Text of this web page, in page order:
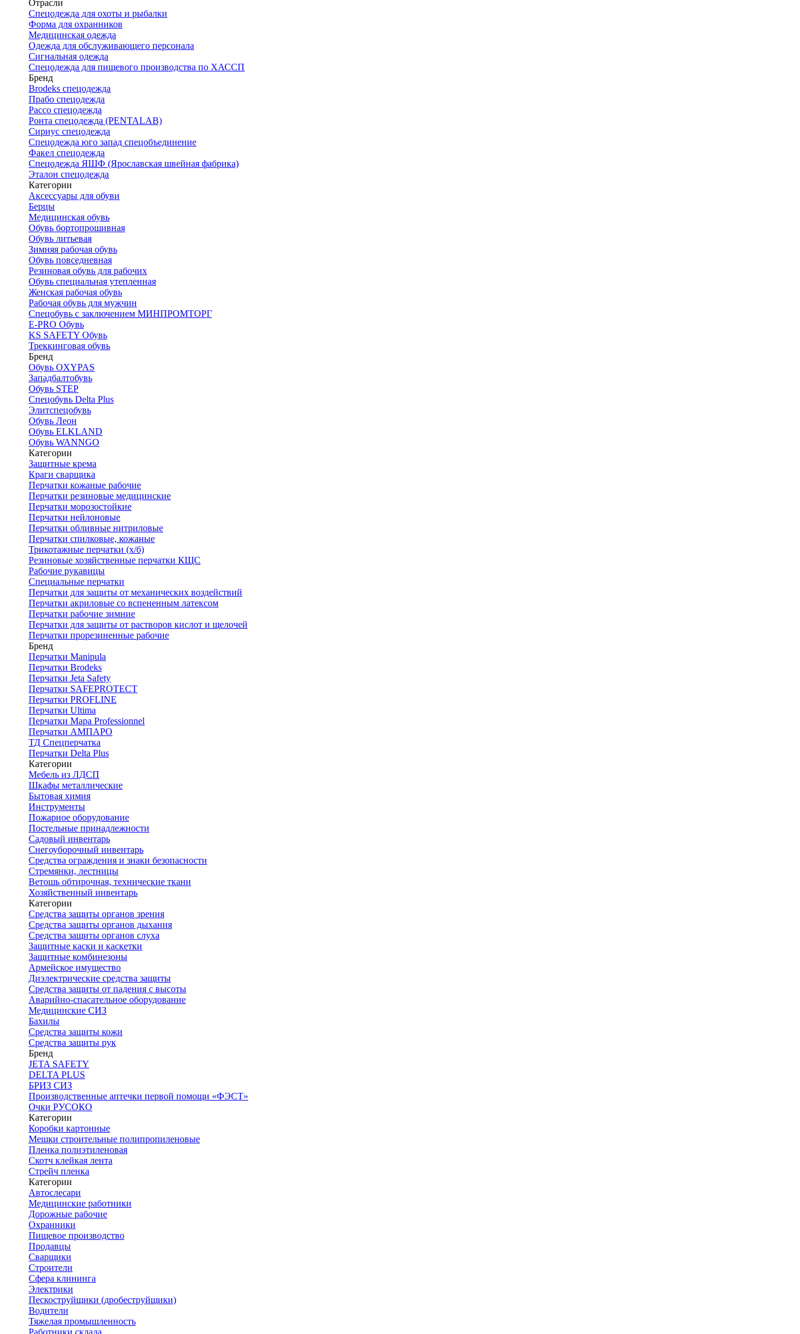
Отрасли
Спецодежда для охоты и рыбалки
Форма для охранников
Медицинская одежда
Одежда для обслуживающего персонала
Сигнальная одежда
Спецодежда для пищевого производства по ХАССП
Бренд
Brodeks спецодежда
Прабо спецодежда
Рассо спецодежда
Ронта спецодежда (PENTALAB)
Сириус спецодежда
Спецодежда юго запад спецобъединение
Факел спецодежда
Спецодежда ЯШФ (Ярославская швейная фабрика)
Эталон спецодежда
Категории
Аксессуары для обуви
Берцы
Медицинская обувь
Обувь бортопрошивная
Обувь литьевая
Зимняя рабочая обувь
Обувь повседневная
Резиновая обувь для рабочих
Обувь специальная утепленная
Женская рабочая обувь
Рабочая обувь для мужчин
Спецобувь с заключением МИНПРОМТОРГ
E-PRO Обувь
KS SAFETY Обувь
Треккинговая обувь
Бренд
Обувь OXYPAS
Западбалтобувь
Обувь STEP
Спецобувь Delta Plus
Элитспецобувь
Обувь Леон
Обувь ELKLAND
Обувь WANNGO
Категории
Защитные крема
Краги сварщика
Перчатки кожаные рабочие
Перчатки резиновые медицинские
Перчатки морозостойкие
Перчатки нейлоновые
Перчатки обливные нитриловые
Перчатки спилковые, кожаные
Трикотажные перчатки (х/б)
Резиновые хозяйственные перчатки КЩС
Рабочие рукавицы
Специальные перчатки
Перчатки для защиты от механических воздействий
Перчатки акриловые со вспененным латексом
Перчатки рабочие зимние
Перчатки для защиты от растворов кислот и щелочей
Перчатки прорезиненные рабочие
Бренд
Перчатки Manipula
Перчатки Brodeks
Перчатки Jeta Safety
Перчатки SAFEPROTECT
Перчатки PROFLINE
Перчатки Ultima
Перчатки Мара Professionnel
Перчатки АМПАРО
ТД Спецперчатка
Перчатки Delta Plus
Категории
Мебель из ЛДСП
Шкафы металлические
Бытовая химия
Инструменты
Пожарное оборудование
Постельные принадлежности
Садовый инвентарь
Снегоуборочный инвентарь
Средства ограждения и знаки безопасности
Стремянки, лестницы
Ветошь обтирочная, технические ткани
Хозяйственный инвентарь
Категории
Средства защиты органов зрения
Средства защиты органов дыхания
Средства защиты органов слуха
Защитные каски и каскетки
Защитные комбинезоны
Армейское имущество
Диэлектрические средства защиты
Средства защиты от падения с высоты
Аварийно-спасательное оборудование
Медицинские СИЗ
Бахилы
Средства защиты кожи
Средства защиты рук
Бренд
JETA SAFETY
DELTA PLUS
БРИЗ СИЗ
Производственные аптечки первой помощи «ФЭСТ»
Очки РУСОКО
Категории
Коробки картонные
Мешки строительные полипропиленовые
Пленка полиэтиленовая
Скотч клейкая лента
Стрейч пленка
Категории
Автослесари
Медицинские работники
Дорожные рабочие
Охранники
Пищевое производство
Продавцы
Сварщики
Строители
Сфера клининга
Электрики
Пескоструйщики (дробеструйщики)
Водители
Тяжелая промышленность
Работники склада